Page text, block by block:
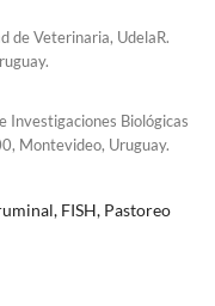
de Veterinaria, UdelaR.
Biológicas
Montevideo, Uruguay.
FISH, Pastoreo